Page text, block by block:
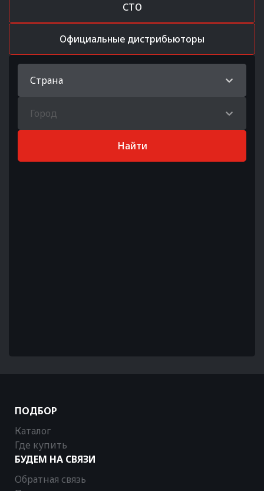
СТО
Официальные дистрибьюторы
Страна
Город
Найти
ПОДБОР
Каталог
Где купить
БУДЕМ НА СВЯЗИ
Обратная связь